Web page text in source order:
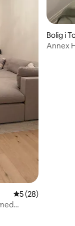
omtaler
5 ud af 5 i
5 (28)
Bolig i
Annex